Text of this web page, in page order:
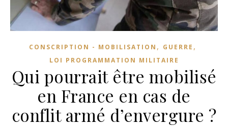
CONSCRIPTION - MOBILISATION , GUERRE ,
LOI PROGRAMMATION MILITAIRE
Qui pourrait être mobilisé
en France en cas de
conflit armé d’envergure ?